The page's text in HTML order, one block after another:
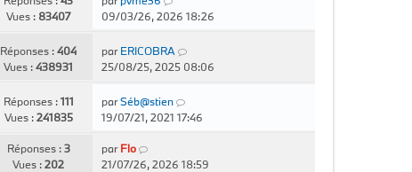
n
r
s
g
e
d
r
n
e
r
e
l
e
e
r
e
Vues : 83407
09/03/26, 2026 18:26
Réponses :404
Vues :438931
parERICOBRA
25/08/25, 2025 08:06
Réponses :111
Vues :241835
parSéb@stien
19/07/21, 2021 17:46
Réponses :3
Vues :202
parFlo
21/07/26, 2026 18:59